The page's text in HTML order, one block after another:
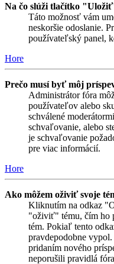
Na čo slúži tlačítko
Táto možnosť vám
neskoršie odoslanie.
používateľský panel,
Hore
Prečo musí byť môj
Administrátor fóra
používateľov alebo
schválené
schvaľovanie, alebo
je schvaľovanie
pre viac informácií.
Hore
Ako môžem oživiť svoje
Kliknutím na odkaz
"oživiť" tému, čím ho
tém. Pokiaľ tento
pravdepodobne
pridaním nového
neporušili pravidlá